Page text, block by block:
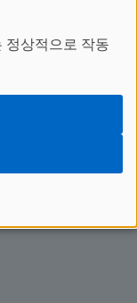
상적으로 작동